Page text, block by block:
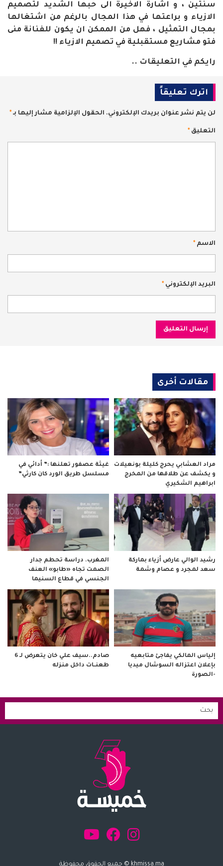
سنتين ، و اشارة الاخيرة الى حبها الشديد لتصميم
الازياء و براعتها في هذا المجال بالرغم من اشتغالها
بمجال التمثيل ، فهل من الممكن ان يكون للفنانة منى
فتو مشاريع مستقبلية في تصميم الازياء !!
رايكم في التعليقات ..
اترك تعليقاً
لن يتم نشر عنوان بريدك الإلكتروني. الحقول الإلزامية مشار إليها بـ *
التعليق *
الاسم *
البريد الإلكتروني *
مقالات أخرى
مراد العشابي يحرج كليلة بونعيلات
و يكشف عن طلاقها من المخرج
ابراهيم الشكيري
غيثة عصفور تعلنها :” أدائي في
مسلسل طريق الورد كان كارثي”
رشيد الوالي عارض أزياء بماركة
سعد لمجرد و عصام وشمة
المغرب. دراسة تحطم جدار
الصمت تجاه «طابو» العنف
الجنسي في قطاع السنيما
إلياس المالكي يفاجئ متابعيه
بإعلان اعتزاله السوشال ميديا
-الصورة
صادم..سيف علي خان يتعرض لـ 6
طعنــات داخل منزله
khmissa.ma © جميع الحقوق محفوظة